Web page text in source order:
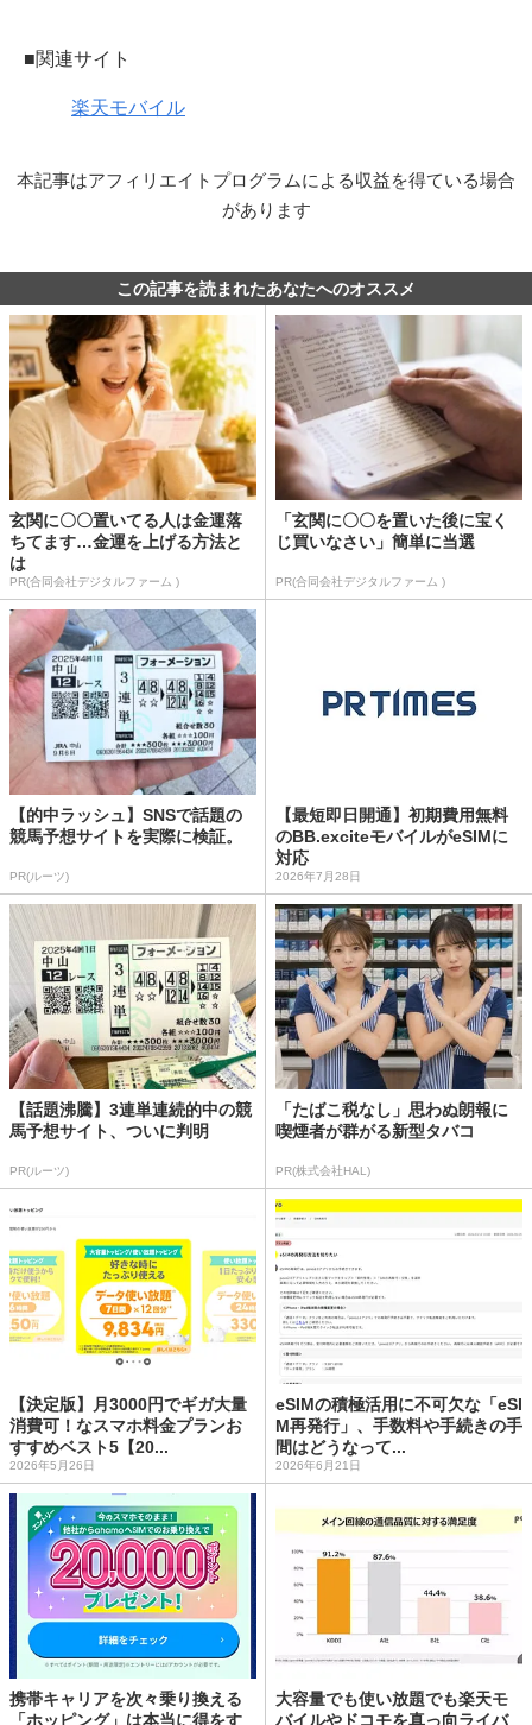
■関連サイト
楽天モバイル
本記事はアフィリエイトプログラムによる収益を得ている場合
があります
この記事を読まれたあなたへのオススメ
玄関に〇〇置いてる人は金運落
ちてます…金運を上げる方法と
は
PR(合同会社デジタルファーム )
「玄関に〇〇を置いた後に宝く
じ買いなさい」簡単に当選
PR(合同会社デジタルファーム )
【的中ラッシュ】SNSで話題の
競馬予想サイトを実際に検証。
PR(ルーツ)
【最短即日開通】初期費用無料
のBB.exciteモバイルがeSIMに
対応
2026年7月28日
【話題沸騰】3連単連続的中の競
馬予想サイト、ついに判明
PR(ルーツ)
「たばこ税なし」思わぬ朗報に
喫煙者が群がる新型タバコ
PR(株式会社HAL)
【決定版】月3000円でギガ大量
消費可！なスマホ料金プランお
すすめベスト5【20...
2026年5月26日
eSIMの積極活用に不可欠な「eSI
M再発行」、手数料や手続きの手
間はどうなって...
2026年6月21日
携帯キャリアを次々乗り換える
「ホッピング」は本当に得をす
大容量でも使い放題でも楽天モ
バイルやドコモを真っ向ライバ